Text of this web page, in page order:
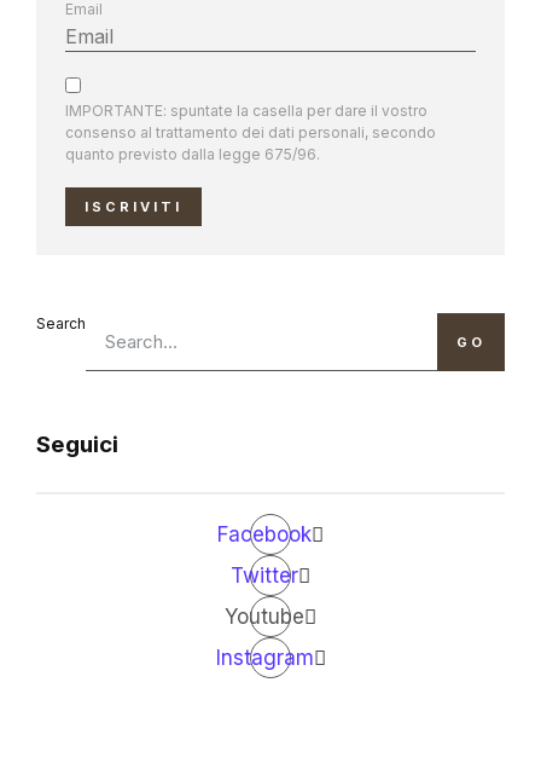
Email
IMPORTANTE: spuntate la casella per dare il vostro
consenso al trattamento dei dati personali, secondo
quanto previsto dalla legge 675/96.
ISCRIVITI
Search
GO
Seguici
Facebook
Twitter
Youtube
Instagram